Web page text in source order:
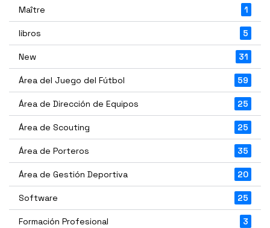
Maître 1
libros 5
New 31
Área del Juego del Fútbol 59
Área de Dirección de Equipos 25
Área de Scouting 25
Área de Porteros 35
Área de Gestión Deportiva 20
Software 25
Formación Profesional 3